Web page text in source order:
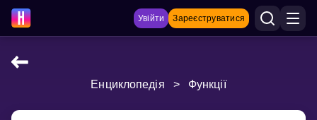
Увійти Зареєструватися
НАВЧАЛЬНІ МАТЕРІАЛИ
Енциклопедія > Функції